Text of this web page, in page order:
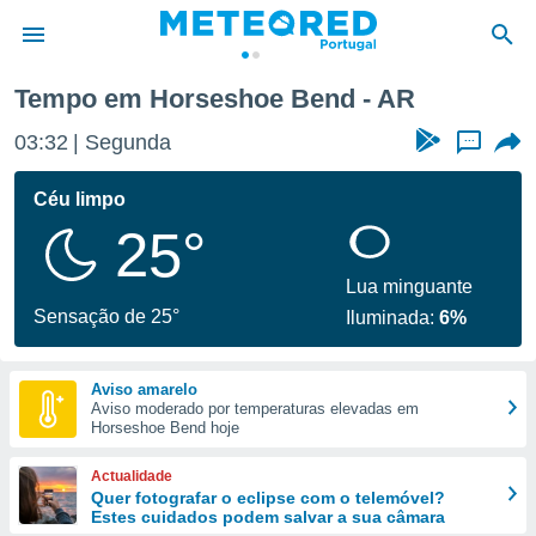
da
foi
fornecidas
a este
das
e
forma
digital
Tempo em Horseshoe Bend - AR
03:32 Segunda ...
Céu limpo
25°
Sensação de 25°
Lua minguante
Iluminada:6%
Aviso amarelo
Aviso moderado por temperaturas elevadas em
Horseshoe Bend hoje
Actualidade
Quer fotografar o eclipse com o telemóvel?
Estes cuidados podem salvar a sua câmara